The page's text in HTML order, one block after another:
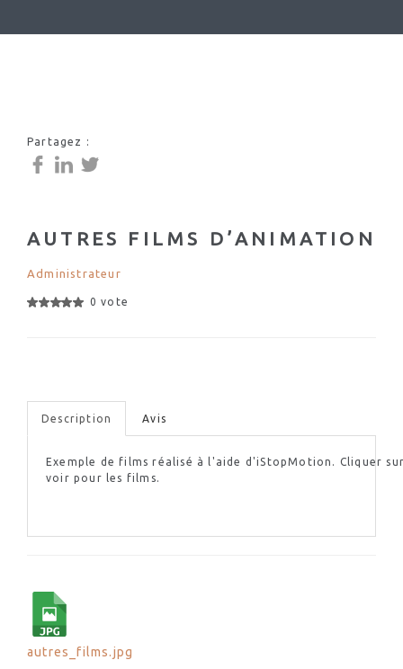
Partagez :
AUTRES FILMS D’ANIMATION
Administrateur
0 vote
Description Avis
Exemple de films réalisé à l'aide d'iStopMotion . Cliquer
voir pour les films.
autres_films.jpg